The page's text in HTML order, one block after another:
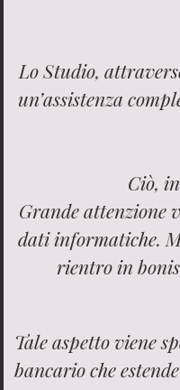
Lo Studio,
un’assistenza
Ciò,
Grande attenzione
dati informatiche.
rientro in
Tale aspetto viene
bancario che